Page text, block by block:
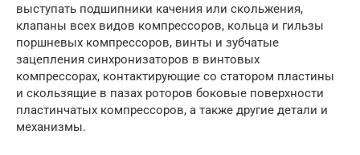
выступать подшипники качения или скольжения,
клапаны всех видов компрессоров, кольца и гильзы
поршневых компрессоров, винты и зубчатые
зацепления синхронизаторов в винтовых
компрессорах, контактирующие со статором пластины
и скользящие в пазах роторов боковые поверхности
пластинчатых компрессоров, а также другие детали и
механизмы.